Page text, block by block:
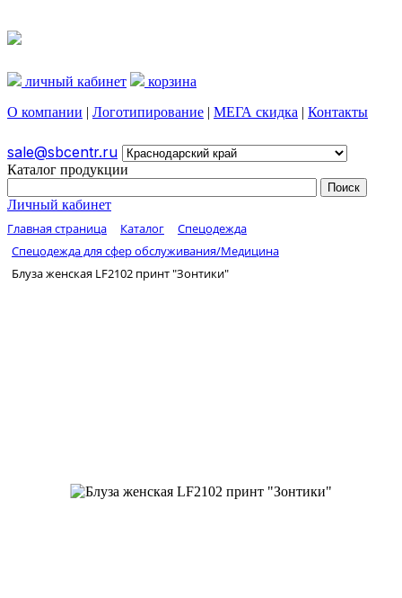
личный кабинет
корзина
О компании | Логотипирование | МЕГА скидка | Контакты
sale@sbcentr.ru
Каталог продукции
Личный кабинет
Главная страница Каталог
Спецодежда
Спецодежда для сфер обслуживания/Медицина
Блуза женская LF2102 принт "Зонтики"